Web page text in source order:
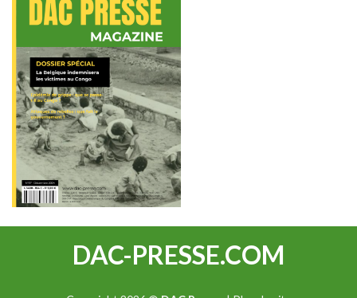
DAC-PRESSE.COM